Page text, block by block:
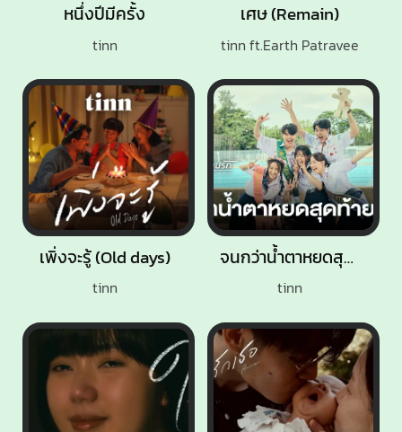
เศษ (Remain)
tinn ft.Earth Patravee
เพิ่งจะรู้ (Old days)
tinn
จนกว่าน้ำตาหยดสุดท้าย
tinn
หนึ่งปีมีครั้ง
tinn